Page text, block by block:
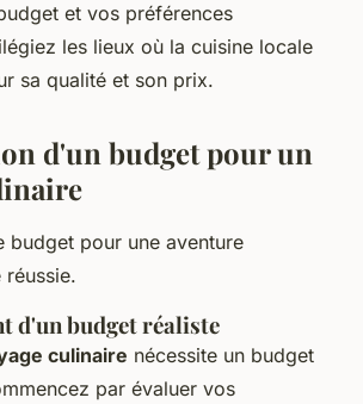
et vos préférences
les lieux où la cuisine locale
sa qualité et son prix.
d'un budget pour un
budget pour une aventure
d'un budget réaliste
culinaire nécessite un budget
par évaluer vos